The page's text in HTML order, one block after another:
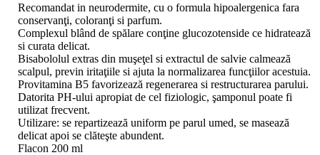
Recomandat in neurodermite, cu o formula hipoalergenica fara
conservanţi, coloranţi si parfum.
Complexul blând de spălare conţine glucozotenside ce hidratează
si curata delicat.
Bisabololul extras din muşeţel si extractul de salvie calmează
scalpul, previn iritaţiile si ajuta la normalizarea funcţiilor acestuia.
Provitamina B5 favorizează regenerarea si restructurarea parului.
Datorita PH-ului apropiat de cel fiziologic, şamponul poate fi
utilizat frecvent.
Utilizare: se repartizează uniform pe parul umed, se masează
delicat apoi se clăteşte abundent.
Flacon 200 ml